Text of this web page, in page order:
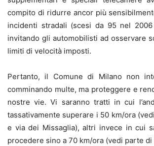
compito di ridurre ancor più
incidenti stradali (scesi da 95 nel
invitando gli automobilisti ad osservare
limiti di velocità imposti.
Pertanto, il Comune di Milano non
comminando multe, ma proteggere e
nostre vie. Vi saranno tratti in cui
tassativamente superare i 50 km/ora
e via dei Missaglia), altri invece in cui
procedere sino a 70 km/ora (vedi parte